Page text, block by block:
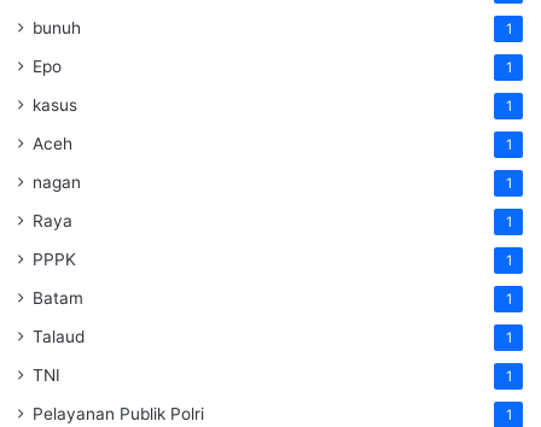
bunuh 1
Epo 1
kasus 1
Aceh 1
nagan 1
Raya 1
PPPK 1
Batam 1
Talaud 1
TNI 1
Pelayanan Publik Polri 1